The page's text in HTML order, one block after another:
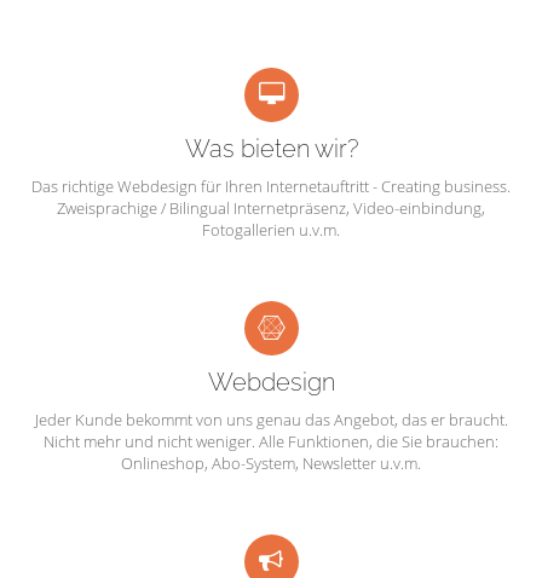
Was bieten wir?
Das richtige Webdesign für Ihren Internetauftritt - Creating business.
Zweisprachige / Bilingual Internetpräsenz, Video-einbindung,
Fotogallerien u.v.m.
Webdesign
Jeder Kunde bekommt von uns genau das Angebot, das er braucht.
Nicht mehr und nicht weniger. Alle Funktionen, die Sie brauchen:
Onlineshop, Abo-System, Newsletter u.v.m.